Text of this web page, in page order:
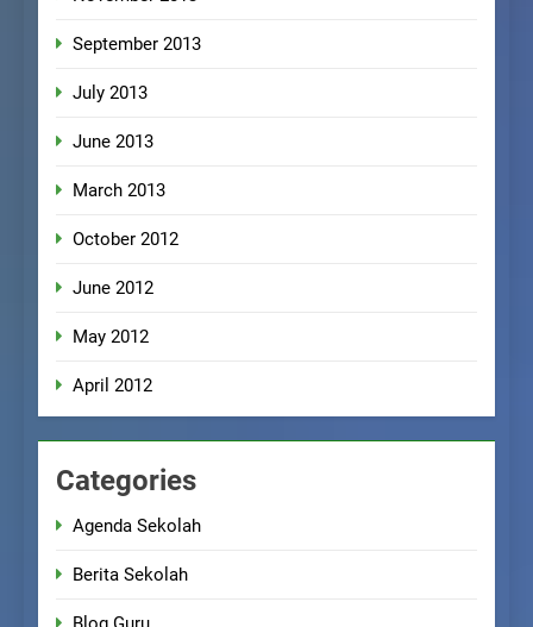
September 2013
July 2013
June 2013
March 2013
October 2012
June 2012
May 2012
April 2012
Categories
Agenda Sekolah
Berita Sekolah